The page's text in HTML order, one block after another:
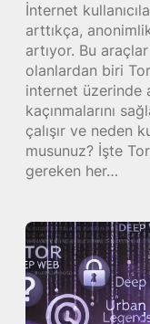
İnternet
arttıkça,
artıyor. Bu
olanlardan biri Tor
internet üzerinde
kaçınmalarını
çalışır ve neden
musunuz? İşte
gereken her…